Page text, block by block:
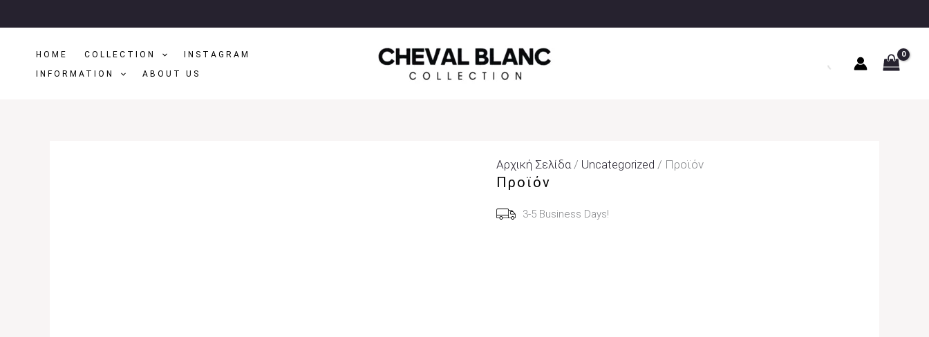
Στο
Περιεχόμενο
HOME COLLECTION
INSTAGRAM
INFORMATION
ABOUT US
Αρχική Σελίδα/ Uncategorized / Προϊόν
Προϊόν
3-5 Business Days!